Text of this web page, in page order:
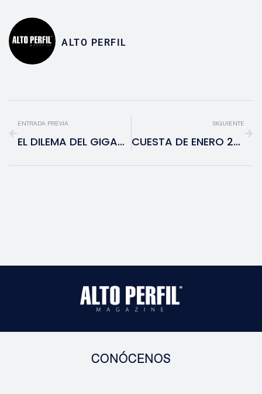
ALTO PERFIL
ENTRADA PREVIA
EL DILEMA DEL GIGANTE: POR QUÉ NETFLIX SE DESPLOMA TRAS SU OFENSIVA SOBRE WARNER BROS.
SIGUIENTE
CUESTA DE ENERO 2026: ANÁLISIS ECONÓMICO Y DATOS DUROS SOBRE LA CRISIS DE LIQUIDEZ
CONÓCENOS